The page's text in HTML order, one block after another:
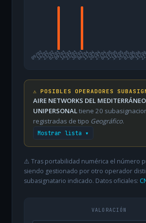
09/02
16/0223/0202/0309/0316/0323/0330/0306/0413/0420/0427/0404/0511/0518/0525/0501/0608/06
15/
⚠️ POSIBLES OPERADORES
AIRE NETWORKS DEL
UNIPERSONALtiene 20
registradas de tipo Geográfico.
Mostrar lista ▾
⚠️ Tras portabilidad numérica el número
siendo gestionado por otro operador
subasignatario indicado. Datos oficiales:
VALORACIÓN